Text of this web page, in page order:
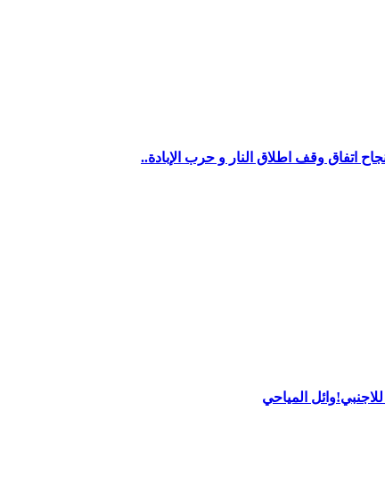
اتفاق وقف اطلاق النار و حرب الإبادة..
المياحي